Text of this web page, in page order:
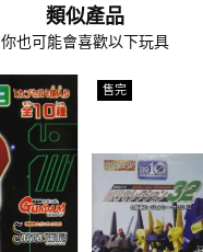
類似產品
你也可能會喜歡以下玩具
售完